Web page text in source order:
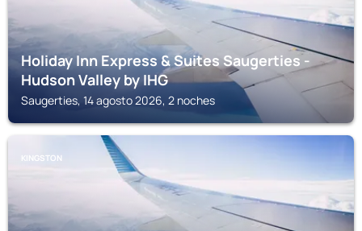
Holiday Inn Express & Suites Saugerties -
Hudson Valley by IHG
Saugerties, 14 agosto 2026, 2 noches
KINGSTON